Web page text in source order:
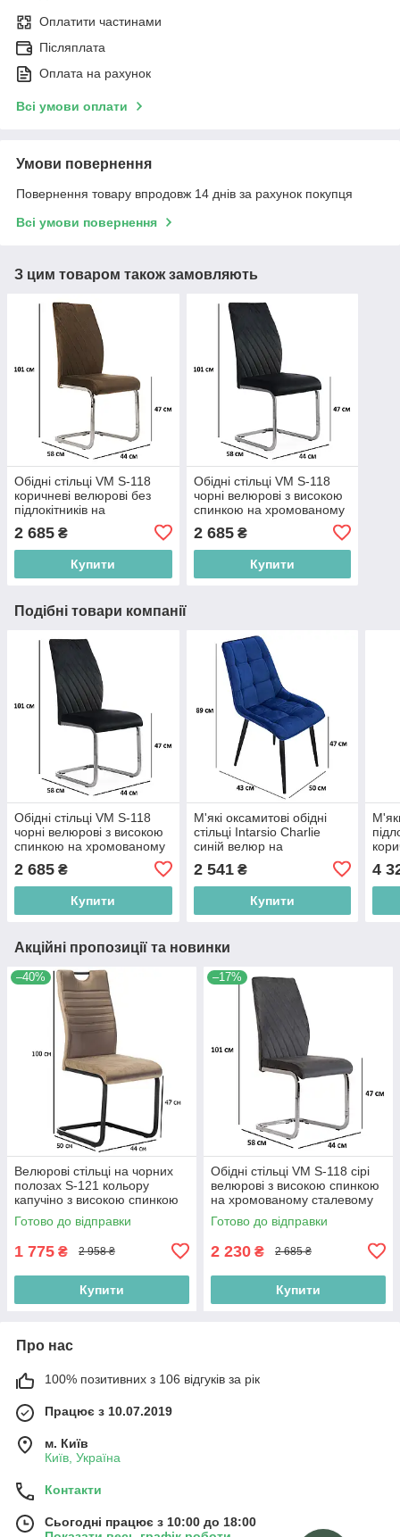
Оплатити частинами
Післяплата
Оплата на рахунок
Всі умови оплати
Умови повернення
Повернення товару впродовж 14 днів за рахунок покупця
Всі умови повернення
З цим товаром також замовляють
Обідні стільці VM S-118
коричневі велюрові без
підлокітників на
хромованому сталевому
каркасі для офісу
2 685 ₴
Купити
Обідні стільці VM S-118
чорні велюрові з високою
спинкою на хромованому
офісу
2 685₴
Купити
Подібні товари компанії
Обідні стільці VM S-118
чорні велюрові з високою
спинкою на хромованому
офісу
2 685 ₴
Купити
М'які оксамитові обідні
стільці Intarsio Charlie
синій велюр на
металевому каркасі для
вітальні
2 541₴
Купити
4
Акційні пропозиції та новинки
–40%
Велюрові стільці на чорних
полозах S-121 кольору
капучіно з високою спинкою
до обіднього столу
Готово до відправки
1 775 ₴ 2 958 ₴
Купити
–17%
Обідні стільці VM S-118 сірі
велюрові з високою спинкою
на хромованому сталевому
каркасі для офісу
Готово до відправки
2 230 ₴ 2 685 ₴
Купити
Про нас
100% позитивних з 106 відгуків за рік
Працює з 10.07.2019
м. Київ
Київ, Україна
Контакти
Сьогодні працює з 10:00 до 18:00